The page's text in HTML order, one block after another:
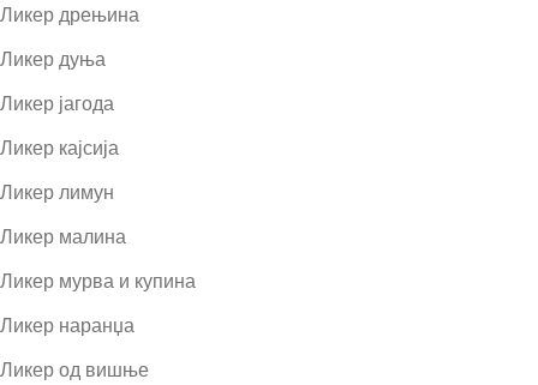
Ликер дрењина
Ликер дуња
Ликер јагода
Ликер кајсија
Ликер лимун
Ликер малина
Ликер мурва и купина
Ликер наранџа
Ликер од вишње